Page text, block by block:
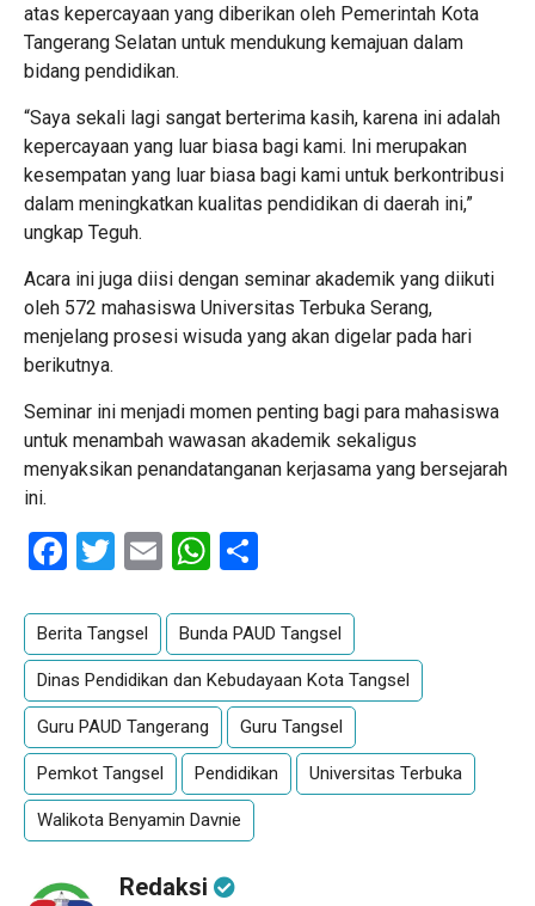
atas kepercayaan yang diberikan oleh Pemerintah Kota
Tangerang Selatan untuk mendukung kemajuan dalam
bidang pendidikan.
“Saya sekali lagi sangat berterima kasih, karena ini adalah
kepercayaan yang luar biasa bagi kami. Ini merupakan
kesempatan yang luar biasa bagi kami untuk berkontribusi
dalam meningkatkan kualitas pendidikan di daerah ini,”
ungkap Teguh.
Acara ini juga diisi dengan seminar akademik yang diikuti
oleh 572 mahasiswa Universitas Terbuka Serang,
menjelang prosesi wisuda yang akan digelar pada hari
berikutnya.
Seminar ini menjadi momen penting bagi para mahasiswa
untuk menambah wawasan akademik sekaligus
menyaksikan penandatanganan kerjasama yang bersejarah
ini.
Facebook
Twitter
EmailWhatsApp
Berita Tangsel Bunda PAUD Tangsel
Dinas Pendidikan dan Kebudayaan Kota Tangsel
Guru PAUD Tangerang Guru Tangsel
Pemkot Tangsel Pendidikan Universitas Terbuka
Walikota Benyamin Davnie
Redaksi